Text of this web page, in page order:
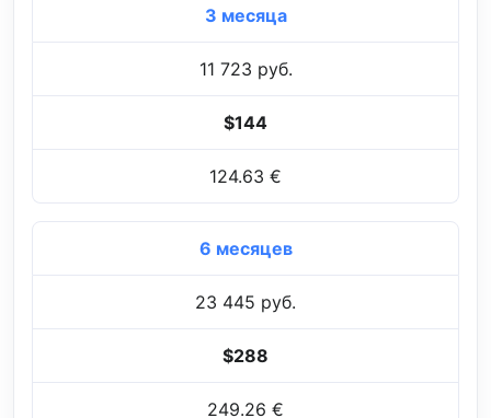
3 месяца
11 723 руб.
$144
124.63 €
6 месяцев
23 445 руб.
$288
249.26 €